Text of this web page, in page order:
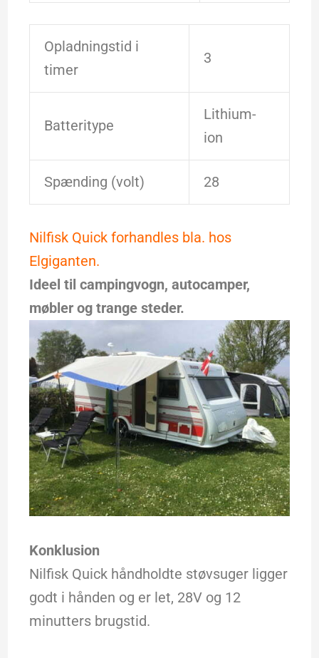
Opladningstid i
timer
3
Batteritype
Lithium-
ion
Spænding (volt) 28
Nilfisk Quick forhandles bla. hos
Elgiganten.
Ideel til campingvogn, autocamper,
møbler og trange steder.
Konklusion
Nilfisk Quick håndholdte støvsuger ligger
godt i hånden og er let, 28V og 12
minutters brugstid.